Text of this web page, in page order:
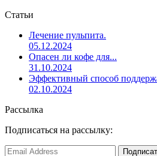
Статьи
Лечение пульпита.
05.12.2024
Опасен ли кофе для...
31.10.2024
Эффективный способ
02.10.2024
Рассылка
Подписаться на рассылку: